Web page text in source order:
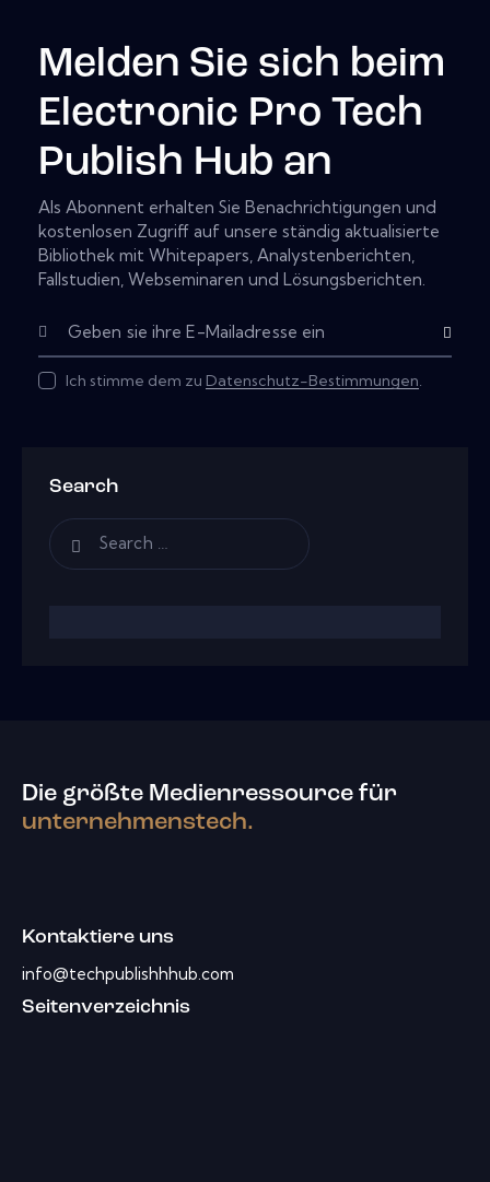
Melden Sie sich beim
Electronic Pro Tech
Publish Hub an
Als Abonnent erhalten Sie Benachrichtigungen und
kostenlosen Zugriff auf unsere ständig aktualisierte
Bibliothek mit Whitepapers, Analystenberichten,
Fallstudien, Webseminaren und Lösungsberichten.
Subscribe
Ich stimme dem zu Datenschutz-Bestimmungen.
Search
Die größte Medienressource für
unternehmenstech.
Kontaktiere uns
info@techpublishhhub.com
Seitenverzeichnis